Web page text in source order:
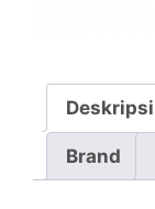
Deskripsi
Brand